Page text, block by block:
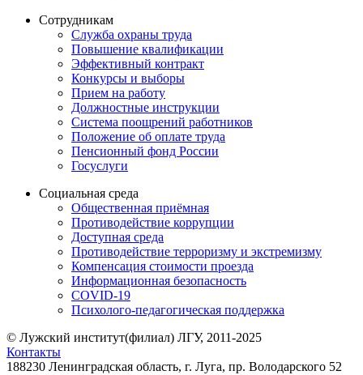
Сотрудникам
Служба охраны труда
Повышение квалификации
Эффективный контракт
Конкурсы и выборы
Прием на работу
Должностные инструкции
Система поощрений работников
Положение об оплате труда
Пенсионный фонд России
Госуслуги
Социальная среда
Общественная приёмная
Противодействие коррупции
Доступная среда
Противодействие терроризму и экстремизму
Компенсация стоимости проезда
Информационная безопасность
COVID-19
Психолого-педагогическая поддержка
© Лужский институт(филиал) ЛГУ, 2011-2025
Контакты
188230 Ленинградская область, г. Луга, пр. Володарского 52